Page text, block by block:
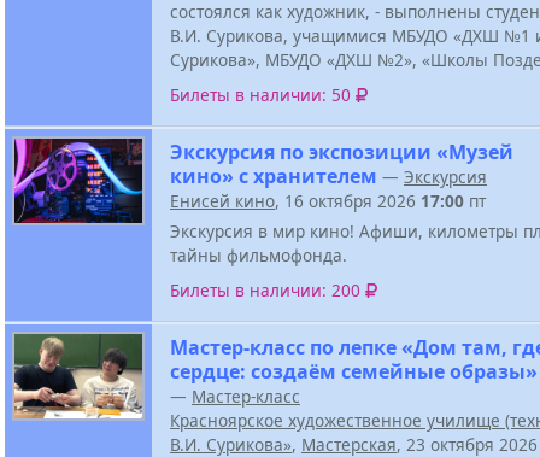
состоялся как художник, - выполнены
В.И. Сурикова, учащимися МБУДО «ДХШ №1
Сурикова», МБУДО «ДХШ №2», «Школы
Билеты в наличии: 50
Экскурсия по экспозиции «Музей
кино» с хранителем — Экскурсия
Енисей кино, 16 октября 2026 17:00 пт
Экскурсия в мир кино! Афиши, километры
тайны фильмофонда.
Билеты в наличии: 200
Мастер-класс по лепке «Дом там,
сердце: создаём семейные образы»
— Мастер-класс
Красноярское художественное училище
В.И. Сурикова», Мастерская, 23 октября